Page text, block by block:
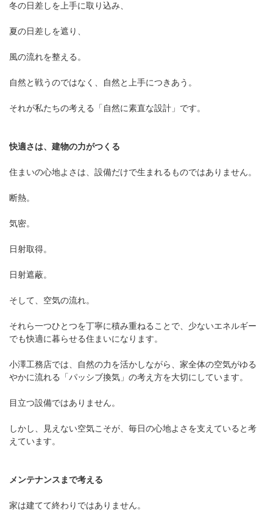
冬の日差しを上手に取り込み、
夏の日差しを遮り、
風の流れを整える。
自然と戦うのではなく、自然と上手につきあう。
それが私たちの考える「自然に素直な設計」です。
快適さは、建物の力がつくる
住まいの心地よさは、設備だけで生まれるものではありません。
断熱。
気密。
日射取得。
日射遮蔽。
そして、空気の流れ。
それら一つひとつを丁寧に積み重ねることで、少ないエネルギー
でも快適に暮らせる住まいになります。
小澤工務店では、自然の力を活かしながら、家全体の空気がゆる
やかに流れる「パッシブ換気」の考え方を大切にしています。
目立つ設備ではありません。
しかし、見えない空気こそが、毎日の心地よさを支えていると考
えています。
メンテナンスまで考える
家は建てて終わりではありません。